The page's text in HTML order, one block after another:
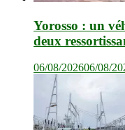
Yorosso : un
deux
06/08/202606/08/